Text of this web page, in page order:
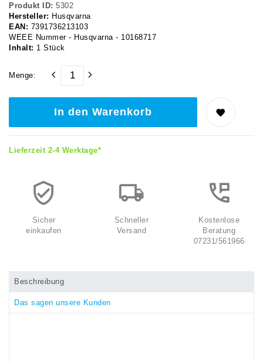
Produkt ID: 5302
Hersteller: Husqvarna
EAN: 7391736213103
WEEE Nummer - Husqvarna - 10168717
Inhalt: 1 Stück
Menge:
In den Warenkorb
Lieferzeit 2-4 Werktage*
Sicher
einkaufen
Schneller
Versand
Kostenlose
Beratung
07231/561966
Beschreibung
Das sagen unsere Kunden